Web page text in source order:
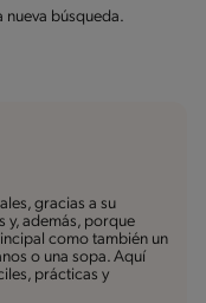
nueva búsqueda.
gracias a su
y, además, porque
como también un
o una sopa. Aquí
prácticas y